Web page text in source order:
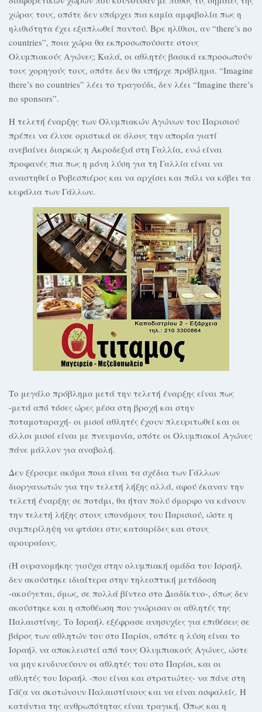
χώρας τους, οπότε δεν υπάρχει πια καμία αμφιβολία πως η
ηλιθιότητα έχει εξαπλωθεί παντού. Βρε ηλίθιοι, αν “there’s no
countries”, ποια χώρα θα εκπροσωπούσατε στους
Ολυμπιακούς Αγώνες; Καλά, οι αθλητές βασικά εκπροσωπούν
τους χορηγούς τους, οπότε δεν θα υπήρχε πρόβλημα. “Imagine
there’s no countries” λέει το τραγούδι, δεν λέει “Imagine there’s
no sponsors”.
Η τελετή έναρξης των Ολυμπιακών Αγώνων του Παρισιού
πρέπει να έλυσε οριστικά σε όλους την απορία γιατί
ανεβαίνει διαρκώς η Ακροδεξιά στη Γαλλία, ενώ είναι
προφανές πια πως η μόνη λύση για τη Γαλλία είναι να
αναστηθεί ο Ροβεσπιέρος και να αρχίσει και πάλι να κόβει τα
κεφάλια των Γάλλων.
Το μεγάλο πρόβλημα μετά την τελετή έναρξης είναι πως
-μετά από τόσες ώρες μέσα στη βροχή και στην
ποταμοταραχή- οι μισοί αθλητές έχουν πλευριτωθεί και οι
άλλοι μισοί είναι με πνευμονία, οπότε οι Ολυμπιακοί Αγώνες
πάνε μάλλον για αναβολή.
Δεν ξέρουμε ακόμα ποια είναι τα σχέδια των Γάλλων
διοργανωτών για την τελετή λήξης αλλά, αφού έκαναν την
τελετή έναρξης σε ποτάμι, θα ήταν πολύ όμορφο να κάνουν
την τελετή λήξης στους υπονόμους του Παρισιού, ώστε η
συμπερίληψη να φτάσει στις κατσαρίδες και στους
αρουραίους.
(Η ουρανομήκης γιούχα στην ολυμπιακή ομάδα του Ισραήλ
δεν ακούστηκε ιδιαίτερα στην τηλεοπτική μετάδοση
-ακούγεται, όμως, σε πολλά βίντεο στο Διαδίκτυο-, όπως δεν
ακούστηκε και η αποθέωση που γνώρισαν οι αθλητές της
Παλαιστίνης. Το Ισραήλ εξέφρασε ανησυχίες για επιθέσεις σε
βάρος των αθλητών του στο Παρίσι, οπότε η λύση είναι το
Ισραήλ να αποκλειστεί από τους Ολυμπιακούς Αγώνες, ώστε
να μην κινδυνεύουν οι αθλητές του στο Παρίσι, και οι
αθλητές του Ισραήλ -που είναι και στρατιώτες- να πάνε στη
Γάζα να σκοτώνουν Παλαιστίνιους και να είναι ασφαλείς. Η
κατάντια της ανθρωπότητας είναι τραγική. Όπως και η